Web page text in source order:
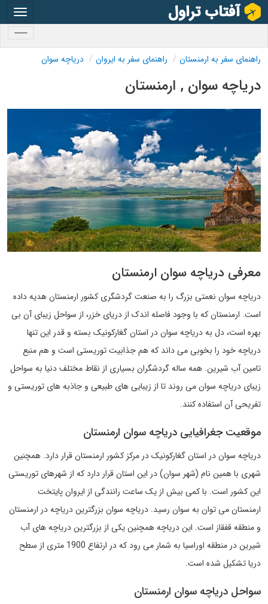
راهنمای سفر به ارمنستان راهنمای سفر به ایروان دریاچه سوان
دریاچه سوان , ارمنستان
معرفی دریاچه سوان ارمنستان
دریاچه سوان نعمتی بزرگ را به صنعت گردشگری کشور ارمنستان هدیه داده
است. ارمنستان که با وجود فاصله اندک از دریای خزر، از سواحل زیبای آن بی
بهره است، دل به دریاچه سوان در استان گغارکونیک بسته و قدر این تنها
دریاچه خود را بخوبی می داند که هم جذابیت توریستی است و هم منبع
تامین آب شیرین. همه ساله گردشگران بسیاری از نقاط مختلف دنیا به سواحل
زیبای دریاچه سوان می روند تا از زیبایی های طبیعی و جاذبه های توریستی و
تفریحی آن استفاده کنند.
موقعیت جغرافیایی دریاچه سوان ارمنستان
دریاچه سوان در استان گغارکونیک در مرکز کشور ارمنستان قرار دارد. همچنین
شهری با همین نام (شهر سوان) در این استان قرار دارد که از شهرهای توریستی
این کشور است. با کمی بیش از یک ساعت رانندگی از ایروان پایتخت
ارمنستان می توان به سوان رسید. دریاچه سوان بزرگترین دریاچه در ارمنستان
و منطقه قفقاز است. این دریاچه همچنین یکی از بزرگترین دریاچه های آب
شیرین در منطقه اوراسیا به شمار می رود که در ارتفاع 1900 متری از سطح
دریا تشکیل شده است.
سواحل دریاچه سوان ارمنستان